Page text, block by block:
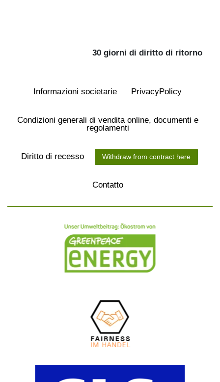
30 giorni di diritto di ritorno
Informazioni societarie Privacy­Policy
Condizioni generali di vendita online, documenti e
regolamenti
Diritto di recesso Withdraw from contract here
Contatto